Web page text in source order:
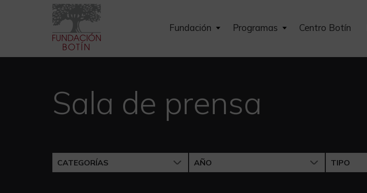
Fundación
ExpandProgramas
ExpandCentro Botín
Sala de prensa
CATEGORÍAS AÑO TIPO